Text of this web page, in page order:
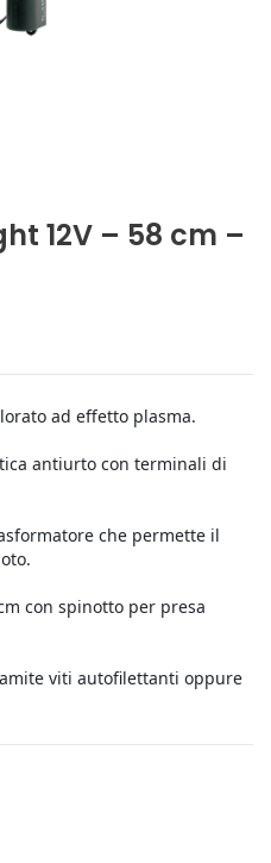
12V – 58 cm –
ad effetto plasma.
antiurto con terminali di
che permette il
con spinotto per presa
viti autofilettanti oppure